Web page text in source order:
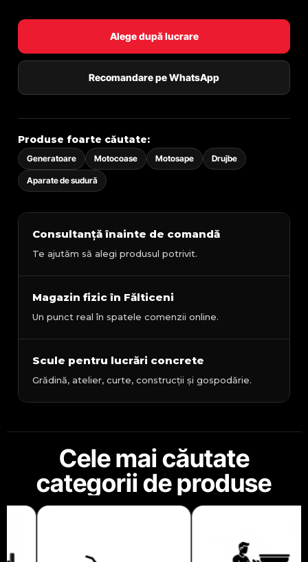
Alege după lucrare
Recomandare pe WhatsApp
Produse foarte căutate:
Generatoare Motocoase Motosape Drujbe
Aparate de sudură
Consultanță înainte de comandă
Te ajutăm să alegi produsul potrivit.
Magazin fizic în Fălticeni
Un punct real în spatele comenzii online.
Scule pentru lucrări concrete
Grădină, atelier, curte, construcții și gospodărie.
Cele mai căutate
categorii de produse